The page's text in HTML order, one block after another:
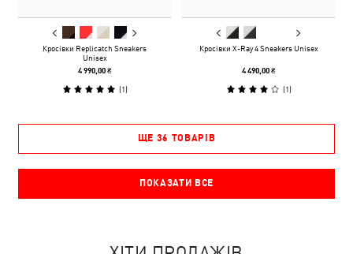
Кросівки Replicatch Sneakers
Unisex
4 990,00 ₴
(1)
Кросівки X-Ray 4 Sneakers Unisex
4 490,00 ₴
(1)
ЩЕ 36 ТОВАРІВ
ПОКАЗАТИ ВСЕ